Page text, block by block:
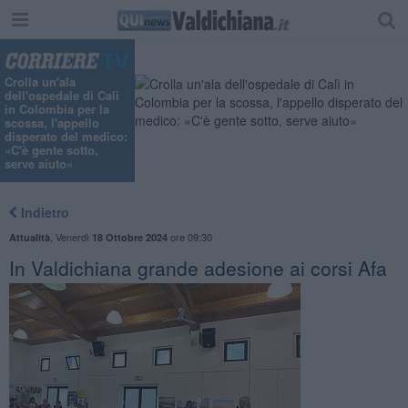
Crolla un'ala
dell'ospedale di Calì
in Colombia per la
scossa, l'appello
disperato del medico:
«C'è gente sotto,
serve aiuto»
Indietro
Attualità Venerdì 18 Ottobre 2024ore 09:30
In Valdichiana grande adesione ai corsi Afa